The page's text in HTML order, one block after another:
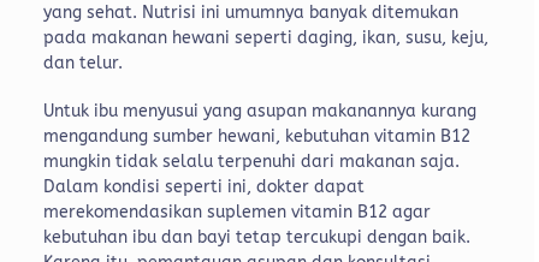
yang sehat. Nutrisi ini umumnya banyak ditemukan
pada makanan hewani seperti daging, ikan, susu, keju,
dan telur.
Untuk ibu menyusui yang asupan makanannya kurang
mengandung sumber hewani, kebutuhan vitamin B12
mungkin tidak selalu terpenuhi dari makanan saja.
Dalam kondisi seperti ini, dokter dapat
merekomendasikan suplemen vitamin B12 agar
kebutuhan ibu dan bayi tetap tercukupi dengan baik.